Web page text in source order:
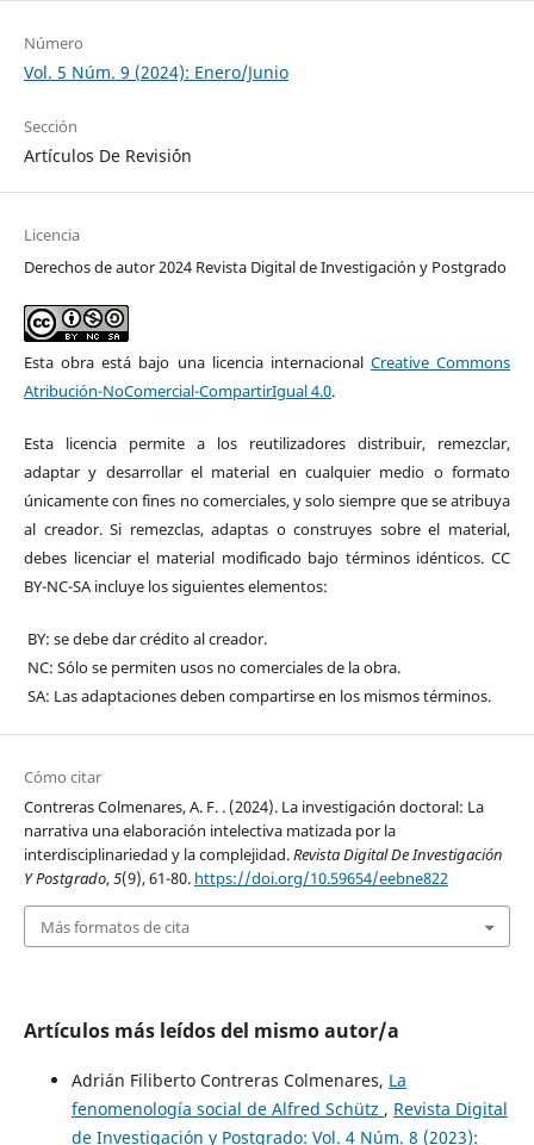
Número
Vol. 5 Núm. 9 (2024): Enero/Junio
Sección
Artículos De Revisi´ón
Licencia
Derechos de autor 2024 Revista Digital de Investigación y Postgrado
Esta obra está bajo una licencia internacional Creative Commons
Atribución-NoComercial-CompartirIgual 4.0.
Esta licencia permite a los reutilizadores distribuir, remezclar,
adaptar y desarrollar el material en cualquier medio o formato
únicamente con fines no comerciales, y solo siempre que se atribuya
al creador. Si remezclas, adaptas o construyes sobre el material,
debes licenciar el material modificado bajo términos idénticos. CC
BY-NC-SA incluye los siguientes elementos:
BY: se debe dar crédito al creador.
NC: Sólo se permiten usos no comerciales de la obra.
SA: Las adaptaciones deben compartirse en los mismos términos.
Cómo citar
Contreras Colmenares, A. F. . (2024). La investigación doctoral: La
narrativa una elaboración intelectiva matizada por la
interdisciplinariedad y la complejidad.Revista Digital De Investigación
Y Postgrado,5(9), 61-80. https://doi.org/10.59654/eebne822
Más formatos de cita
Artículos más leídos del mismo autor/a
Adrián Filiberto Contreras Colmenares, La
fenomenología social de Alfred Schütz , Revista Digital
de Investigación y Postgrado: Vol. 4 Núm. 8 (2023):